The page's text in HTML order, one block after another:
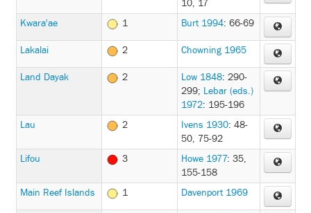
10, 17
Kwara'ae
1 Burt 1994: 66-69
Lakalai 2 Chowning 1965
Land Dayak 2 Low 1848: 290-
299; Lebar (eds.)
1972: 195-196
Lau
2 Ivens 1930: 48-
50, 75-92
Lifou
3 Howe 1977: 35,
155-158
Main Reef Islands
1 Davenport 1969